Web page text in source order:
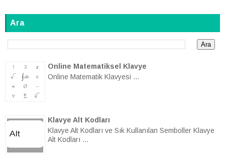
Ara
Online Matematiksel Klavye
Online Matematik Klavyesi ...
Klavye Alt Kodları
Klavye Alt Kodları ve Sık Kullanılan Semboller Klavye
Alt Kodları ...